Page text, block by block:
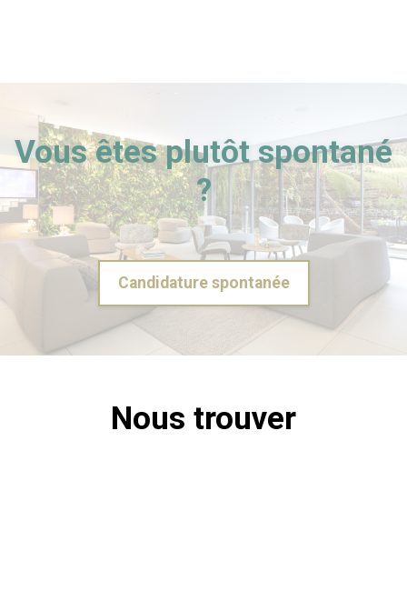
Vous êtes plutôt spontané
?
Candidature spontanée
Nous trouver